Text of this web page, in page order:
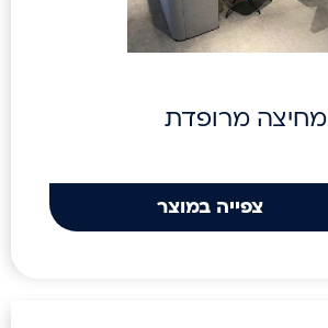
מחיצה מרופדת
צפייה במוצר